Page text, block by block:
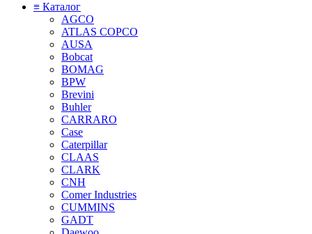
≡ Каталог
AGCO
ATLAS COPCO
AUSA
Bobcat
BOMAG
BPW
Brevini
Buhler
CARRARO
Case
Caterpillar
CLAAS
CLARK
CNH
Comer Industries
CUMMINS
GADT